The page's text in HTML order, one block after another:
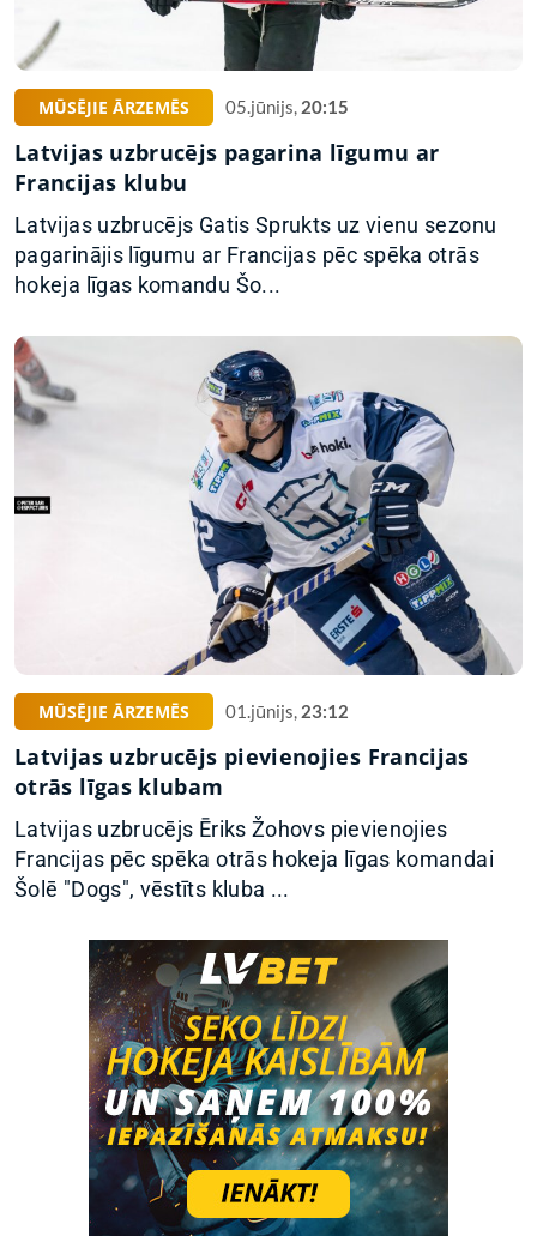
MŪSĒJIE ĀRZEMĒS 05.jūnijs, 20:15
Latvijas uzbrucējs pagarina līgumu ar
Francijas klubu
Latvijas uzbrucējs Gatis Sprukts uz vienu sezonu
pagarinājis līgumu ar Francijas pēc spēka otrās
hokeja līgas komandu Šo...
MŪSĒJIE ĀRZEMĒS 01.jūnijs, 23:12
Latvijas uzbrucējs pievienojies Francijas
otrās līgas klubam
Latvijas uzbrucējs Ēriks Žohovs pievienojies
Francijas pēc spēka otrās hokeja līgas komandai
Šolē "Dogs", vēstīts kluba ...